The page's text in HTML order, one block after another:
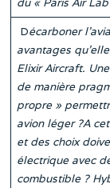
Décarboner
avantages
Elixir Aircraft.
de manière
propre »
avion léger ?A
et des choix
électrique avec
combustible ?